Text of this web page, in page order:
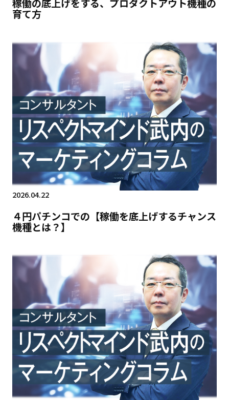
稼働の底上げをする、プロダクトアウト機種の
育て方
2026.04.22
４円パチンコでの【稼働を底上げするチャンス
機種とは？】